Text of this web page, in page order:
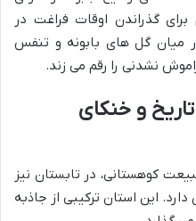
گذراندن اوقات فراغت در
میان گل های بابونه و تنفس
نشدنی را رقم می زند.
و خنکای
کوهستانی، در تابستان نیز
این استان ترکیبی از جاذبه